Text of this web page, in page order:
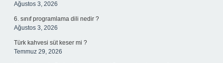
Ağustos 3, 2026
6. sınıf programlama dili nedir ?
Ağustos 3, 2026
Türk kahvesi süt keser mi ?
Temmuz 29, 2026